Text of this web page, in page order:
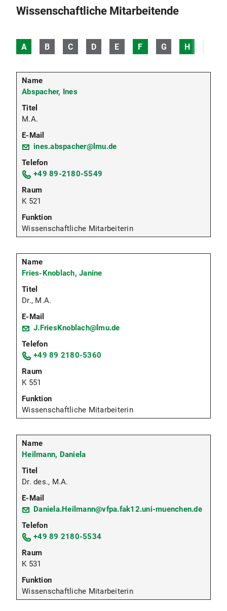
Wissenschaftliche Mitarbeitende
A B C D E F G H
Abspacher, Ines
M.A.
ines.abspacher@lmu.de
+49 89-2180-5549
K 521
Wissenschaftliche Mitarbeiterin
Fries-Knoblach, Janine
Dr., M.A.
J.FriesKnoblach@lmu.de
+49 89 2180-5360
K 551
Wissenschaftliche Mitarbeiterin
Heilmann, Daniela
Dr. des., M.A.
Daniela.Heilmann@vfpa.fak12.uni-muenchen.de
+49 89 2180-5534
K 531
Wissenschaftliche Mitarbeiterin